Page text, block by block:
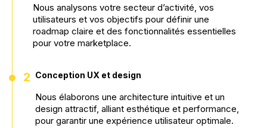
Nous analysons votre secteur d’activité, vos
utilisateurs et vos objectifs pour définir une
roadmap claire et des fonctionnalités essentielles
pour votre marketplace.
• 2 Conception UX et design
Nous élaborons une architecture intuitive et un
design attractif, alliant esthétique et performance,
pour garantir une expérience utilisateur optimale.